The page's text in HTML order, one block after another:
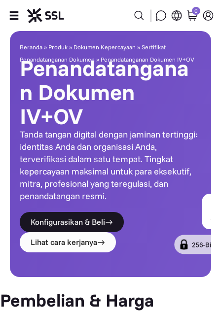
Produk
Industri
Partner
Perusahaan
Bantuan
0
Penandatanganan Dokumen
Beranda » Produk » Dokumen Kepercayaan » Sertifikat
Penandatanganan Dokumen » Penandatanganan Dokumen IV+OV
Penandatangana
n Dokumen
IV+OV
Tanda tangan digital dengan jaminan tertinggi:
identitas Anda dan organisasi Anda,
terverifikasi dalam satu tempat. Tingkat
kepercayaan maksimal untuk para eksekutif,
mitra, profesional yang teregulasi, dan
penandatangan resmi.
Konfigurasikan & Beli
Lihat cara kerjanya
Pembelian & Harga